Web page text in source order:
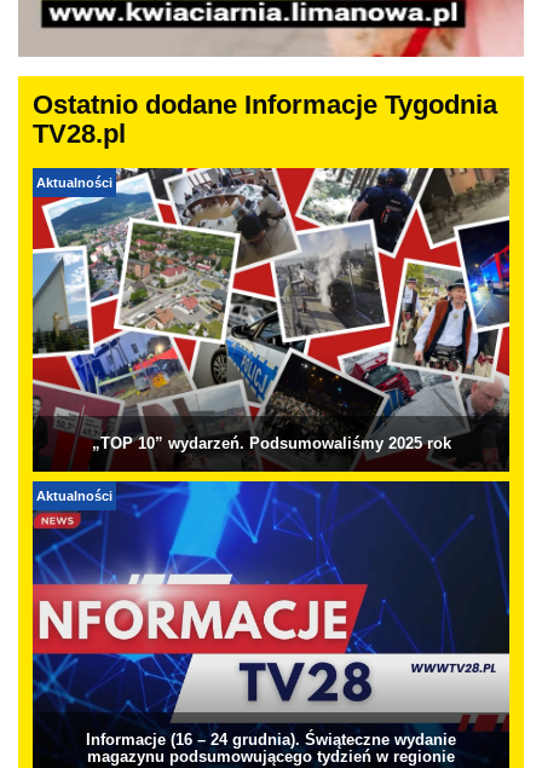
Ostatnio dodane Informacje Tygodnia
TV28.pl
Aktualności
„TOP 10” wydarzeń. Podsumowaliśmy 2025 rok
Aktualności
Informacje (16 – 24 grudnia). Świąteczne wydanie
magazynu podsumowującego tydzień w regionie